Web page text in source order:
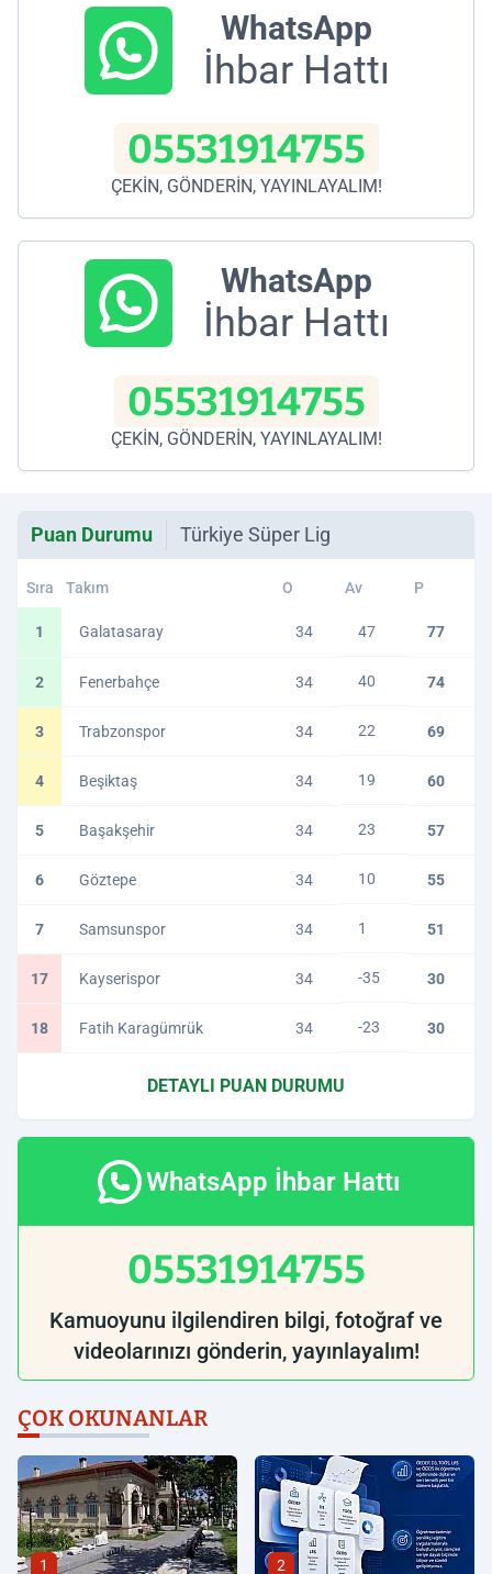
WhatsApp
İhbar Hattı
05531914755
ÇEKİN, GÖNDERİN, YAYINLAYALIM!
WhatsApp
İhbar Hattı
05531914755
ÇEKİN, GÖNDERİN, YAYINLAYALIM!
Puan Durumu Türkiye Süper Lig
Sıra Takım O Av P
1 Galatasaray 34 47 77
2 Fenerbahçe 34 40 74
3 Trabzonspor 34 22 69
4 Beşiktaş 34 19 60
5 Başakşehir 34 23 57
6 Göztepe 34 10 55
7 Samsunspor 34 1 51
17 Kayserispor 34 -35 30
18 Fatih Karagümrük 34 -23 30
DETAYLI PUAN DURUMU
WhatsApp İhbar Hattı
05531914755
Kamuoyunu ilgilendiren bilgi, fotoğraf ve
videolarınızı gönderin, yayınlayalım!
ÇOK OKUNANLAR
1 2